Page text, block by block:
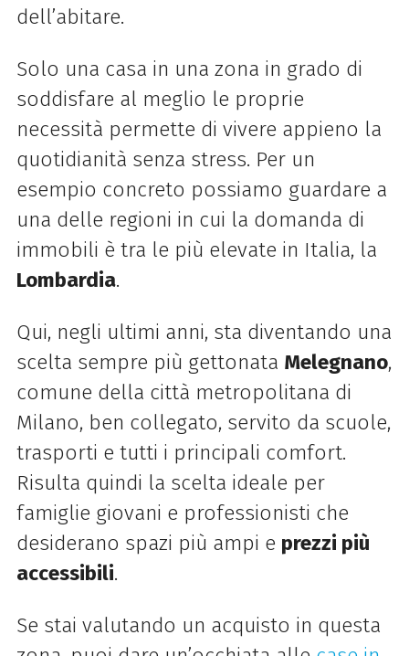
dell’abitare.
Solo una casa in una zona in grado di
soddisfare al meglio le proprie
necessità permette di vivere appieno la
quotidianità senza stress. Per un
esempio concreto possiamo guardare a
una delle regioni in cui la domanda di
immobili è tra le più elevate in Italia, la
Lombardia.
Qui, negli ultimi anni, sta diventando una
scelta sempre più gettonata Melegnano,
comune della città metropolitana di
Milano, ben collegato, servito da scuole,
trasporti e tutti i principali comfort.
Risulta quindi la scelta ideale per
famiglie giovani e professionisti che
desiderano spazi più ampi e prezzi più
accessibili.
Se stai valutando un acquisto in questa